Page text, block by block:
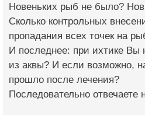
Новеньких рыб не было?
Сколько контрольных
пропадания всех точек на
И последнее: при ихтике Вы
из аквы? И если возможно,
прошло после лечения?
Последовательно отвечаете